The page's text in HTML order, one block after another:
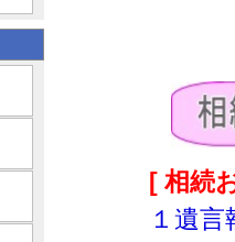
[ 相続
１遺